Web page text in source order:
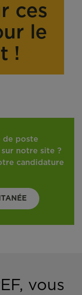
ces
le
!
de poste
notre site ?
candidature
vous